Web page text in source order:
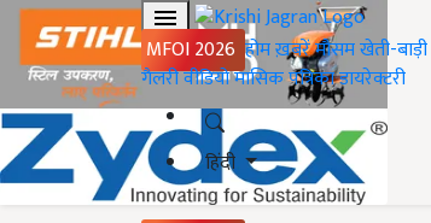
MFOI 2026 होमख़बरेंमौसमखेती-बाड़ी
गैलरीवीडियोमासिक पत्रिकाडायरेक्टरी
हिंदी